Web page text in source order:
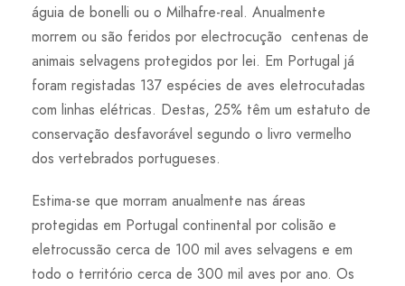
águia de bonelli ou o Milhafre-real. Anualmente
morrem ou são feridos por electrocução centenas de
animais selvagens protegidos por lei. Em Portugal já
foram registadas 137 espécies de aves eletrocutadas
com linhas elétricas. Destas, 25% têm um estatuto de
conservação desfavorável segundo o livro vermelho
dos vertebrados portugueses.
Estima-se que morram anualmente nas áreas
protegidas em Portugal continental por colisão e
eletrocussão cerca de 100 mil aves selvagens e em
todo o território cerca de 300 mil aves por ano. Os